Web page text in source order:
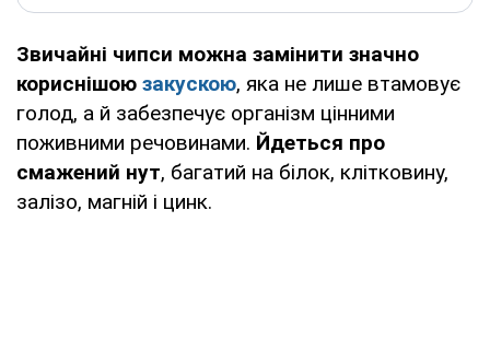
Звичайні чипси можна замінити значно
кориснішою закускою, яка не лише втамовує
голод, а й забезпечує організм цінними
поживними речовинами. Йдеться про
смажений нут, багатий на білок, клітковину,
залізо, магній і цинк.